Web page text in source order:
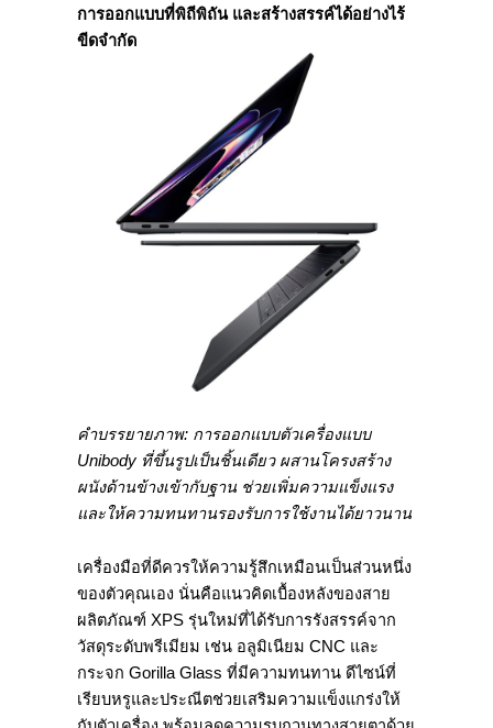
การออกแบบที่พิถีพิถัน และสร้างสรรค์ได้อย่างไร้
ขีดจำกัด
คำบรรยายภาพ: การออกแบบตัวเครื่องแบบ
Unibody ที่ขึ้นรูปเป็นชิ้นเดียว ผสานโครงสร้าง
ผนังด้านข้างเข้ากับฐาน ช่วยเพิ่มความแข็งแรง
และให้ความทนทานรองรับการใช้งานได้ยาวนาน
เครื่องมือที่ดีควรให้ความรู้สึกเหมือนเป็นส่วนหนึ่ง
ของตัวคุณเอง นั่นคือแนวคิดเบื้องหลังของสาย
ผลิตภัณฑ์ XPS รุ่นใหม่ที่ได้รับการรังสรรค์จาก
วัสดุระดับพรีเมียม เช่น อลูมิเนียม CNC และ
กระจก Gorilla Glass ที่มีความทนทาน ดีไซน์ที่
เรียบหรูและประณีตช่วยเสริมความแข็งแกร่งให้